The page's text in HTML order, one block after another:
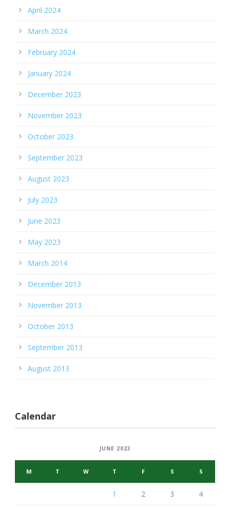
April 2024
March 2024
February 2024
January 2024
December 2023
November 2023
October 2023
September 2023
August 2023
July 2023
June 2023
May 2023
March 2014
December 2013
November 2013
October 2013
September 2013
August 2013
Calendar
JUNE 2023
M T W T F S S
1 2 3 4